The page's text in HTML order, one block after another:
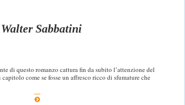
Sabbatini
di questo romanzo cattura fin da subito l’attenzione del
come se fosse un affresco ricco di sfumature che